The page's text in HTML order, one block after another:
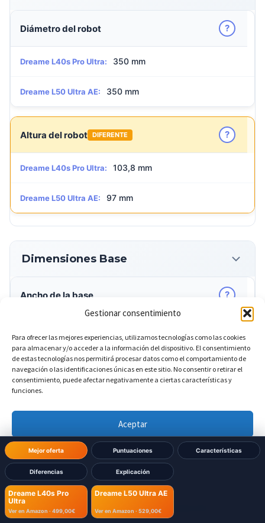
Gestionar consentimiento
Para ofrecer las mejores experiencias, utilizamos tecnologías como las cookies
para almacenar y/o acceder a la información del dispositivo. El consentimiento
de estas tecnologías nos permitirá procesar datos como el comportamiento de
navegación o las identificaciones únicas en este sitio. No consentir o retirar el
consentimiento, puede afectar negativamente a ciertas características y
funciones.
Aceptar
Denegar
Ver preferencias
Política de cookies Política de Privacidad
Mejor oferta Puntuaciones Características
Diferencias Explicación
Dreame L40s Pro
Ultra
Ver en Amazon · 499,00€
Dreame L50 Ultra AE
Ver en Amazon · 529,00€
Diámetro del robot ?
Dreame L40s Pro Ultra: 350 mm
Dreame L50 Ultra AE: 350 mm
Altura del robot DIFERENTE ?
Dreame L40s Pro Ultra: 103,8 mm
Dreame L50 Ultra AE: 97 mm
Dimensiones Base
Ancho de la base ?
Dreame L50 Ultra AE: 340 mm
Dreame L40s Pro Ultra: 590,5 mm
Dreame L50 Ultra AE: 590 mm
Profundidad de la base DIFERENTE